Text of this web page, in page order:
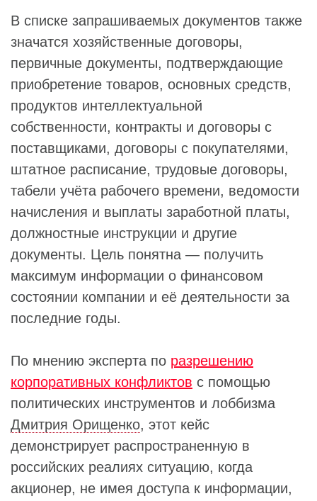
В списке запрашиваемых документов также
значатся хозяйственные договоры,
первичные документы, подтверждающие
приобретение товаров, основных средств,
продуктов интеллектуальной
собственности, контракты и договоры с
поставщиками, договоры с покупателями,
штатное расписание, трудовые договоры,
табели учёта рабочего времени, ведомости
начисления и выплаты заработной платы,
должностные инструкции и другие
документы. Цель понятна — получить
максимум информации о финансовом
состоянии компании и её деятельности за
последние годы.
По мнению эксперта по разрешению
корпоративных конфликтов с помощью
политических инструментов и лоббизма
Дмитрия Орищенко, этот кейс
демонстрирует распространенную в
российских реалиях ситуацию, когда
акционер, не имея доступа к информации,